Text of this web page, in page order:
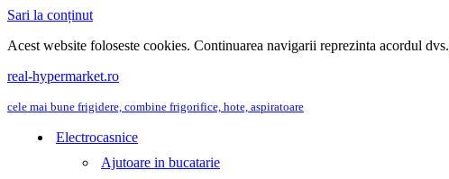
Sari la conținut
Acest website foloseste cookies. Continuarea navigarii reprezinta acordul dvs.
real-hypermarket.ro
cele mai bune frigidere, combine frigorifice, hote, aspiratoare
Electrocasnice
Ajutoare in bucatarie